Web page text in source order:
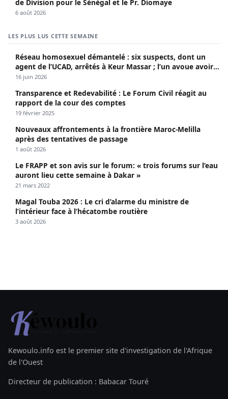
de Division pour le Sénégal et le Pr. Diomaye
6 août 2026
LES PLUS LUS CETTE SEMAINE
Réseau homosexuel démantelé : six suspects, dont un
agent de l’UCAD, arrêtés à Keur Massar ; l’un avoue avoir
propagé le VIH depuis 2018
16 juin 2026
Transparence et Redevabilité : Le Forum Civil réagit au
rapport de la cour des comptes
19 février 2025
Nouveaux affrontements à la frontière Maroc-Melilla
après des tentatives de passage
1 août 2026
Le FRAPP et son avis sur le forum: « trois forums sur l’eau
auront lieu cette semaine à Dakar »
21 mars 2022
Magal Touba 2026 : Le cri d’alarme du ministre de
l’intérieur face à l’hécatombe routière
3 août 2026
Kewoulo.info est le premier site d'investigation de l'Afrique
de l'Ouest
Directeur de publication : Babacar Touré